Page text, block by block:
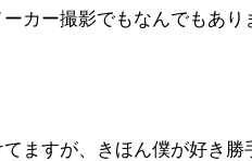
カー撮影でもなんでもあり
ますが、きほん僕が好き